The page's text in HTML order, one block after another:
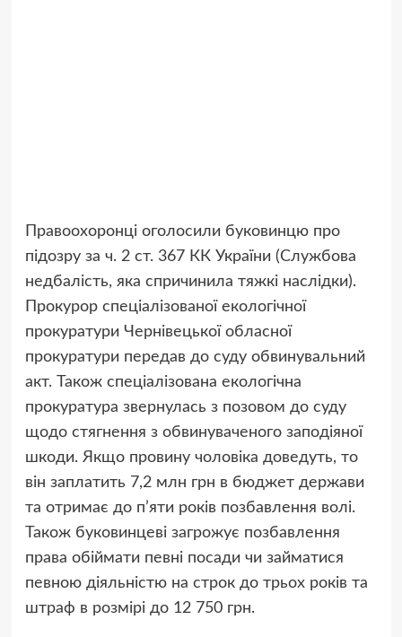
Правоохоронці оголосили буковинцю про
підозру за ч. 2 ст. 367 КК України (Службова
недбалість, яка спричинила тяжкі наслідки).
Прокурор спеціалізованої екологічної
прокуратури Чернівецької обласної
прокуратури передав до суду обвинувальний
акт. Також спеціалізована екологічна
прокуратура звернулась з позовом до суду
щодо стягнення з обвинуваченого заподіяної
шкоди. Якщо провину чоловіка доведуть, то
він заплатить 7,2 млн грн в бюджет держави
та отримає до п’яти років позбавлення волі.
Також буковинцеві загрожує позбавлення
права обіймати певні посади чи займатися
певною діяльністю на строк до трьох років та
штраф в розмірі до 12 750 грн.